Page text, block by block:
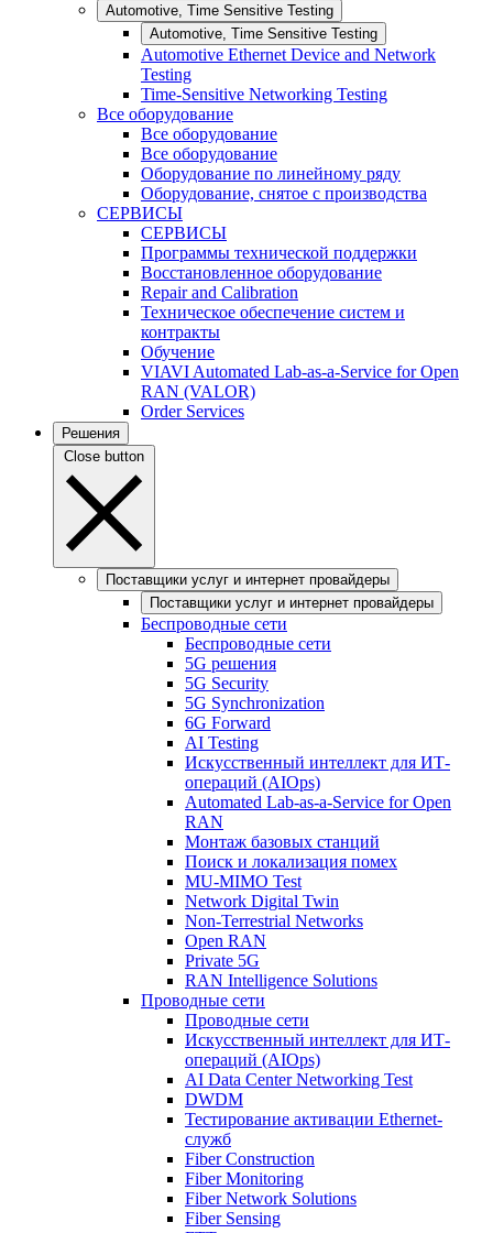
Automotive, Time Sensitive Testing
Automotive, Time Sensitive Testing
Automotive Ethernet Device and Network
Testing
Time-Sensitive Networking Testing
Все оборудование
Все оборудование
Все оборудование
Оборудование по линейному ряду
Оборудование, снятое с производства
СЕРВИСЫ
СЕРВИСЫ
Программы технической поддержки
Восстановленное оборудование
Repair and Calibration
Техническое обеспечение систем и
контракты
Обучение
VIAVI Automated Lab-as-a-Service for Open
RAN (VALOR)
Order Services
Решения
Close button
Поставщики услуг и интернет провайдеры
Поставщики услуг и интернет провайдеры
Беспроводные сети
Беспроводные сети
5G решения
5G Security
5G Synchronization
6G Forward
AI Testing
Искусственный интеллект для ИТ-
операций (AIOps)
Automated Lab-as-a-Service for Open
RAN
Монтаж базовых станций
Поиск и локализация помех
MU-MIMO Test
Network Digital Twin
Non-Terrestrial Networks
Open RAN
Private 5G
RAN Intelligence Solutions
Проводные сети
Проводные сети
Искусственный интеллект для ИТ-
операций (AIOps)
AI Data Center Networking Test
DWDM
Тестирование активации Ethernet-
служб
Fiber Construction
Fiber Monitoring
Fiber Network Solutions
Fiber Sensing